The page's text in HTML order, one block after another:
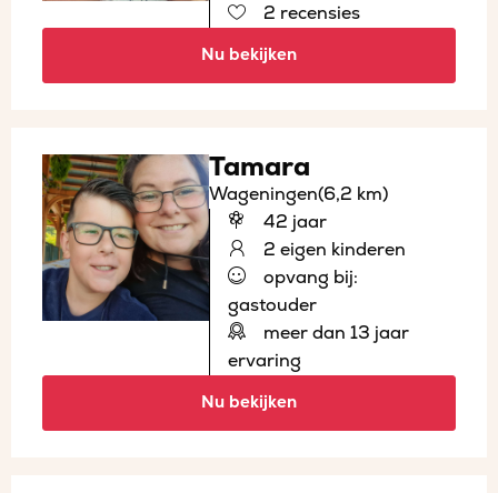
2 recensies
Nu bekijken
Tamara
Wageningen(6,2 km)
42 jaar
2 eigen kinderen
opvang bij:
gastouder
meer dan 13 jaar
ervaring
Nu bekijken